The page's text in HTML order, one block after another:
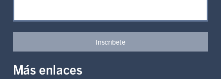
Más enlaces
Inscríbete